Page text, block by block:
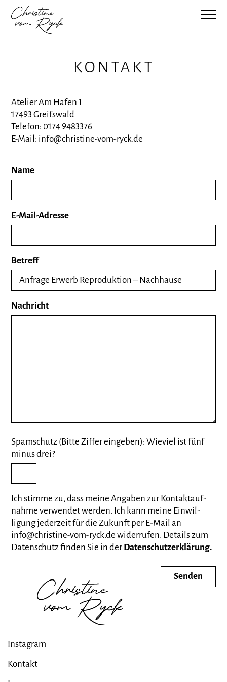
kontakt
Atelier Am Hafen 1
17493 Greifswald
Telefon: 0174 9483376
E-Mail: info@christine-vom-ryck.de
Name
E-Mail-Adresse
Betreff
Nachricht
Spamschutz (Bitte Ziffer eingeben): Wieviel ist fünf
minus drei?
Ich stimme zu, dass meine Angaben zur Kontakt­auf­
nahme verwendet werden. Ich kann meine Einwil­
ligung jederzeit für die Zukunft per E‑Mail an
info@christine-vom-ryck.de wider­rufen. Details zum
Daten­schutz finden Sie in der Datenschutzerklärung.
Instagram
Kontakt